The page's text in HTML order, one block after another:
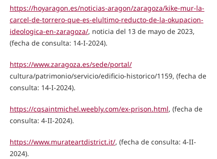
https://hoyaragon.es/noticias-aragon/zaragoza/kike-mur-la-
carcel-de-torrero-que-es-elultimo-reducto-de-la-okupacion-
ideologica-en-zaragoza/, noticia del 13 de mayo de 2023,
(fecha de consulta: 14-I-2024).
https://www.zaragoza.es/sede/portal/
cultura/patrimonio/servicio/edificio-historico/1159, (fecha de
consulta: 14-I-2024).
https://cqsaintmichel.weebly.com/ex-prison.html, (fecha de
consulta: 4-II-2024).
https://www.murateartdistrict.it/, (fecha de consulta: 4-II-
2024).